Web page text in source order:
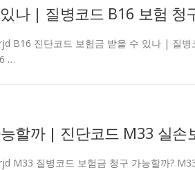
나 | 질병코드 B16 보험 청
B16 진단코드 보험금 받을 수 있나 | 질
…
할까 | 진단코드 M33 실손
M33 질병코드 보험금 청구 가능할까?